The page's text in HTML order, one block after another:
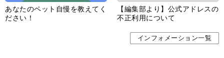
あなたのペット自慢を教えてく
ださい！
【編集部より】公式アドレスの
不正利用について
インフォメーション一覧